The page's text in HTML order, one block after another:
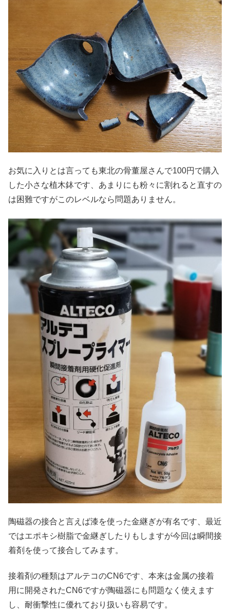
お気に入りとは言っても東北の骨董屋さんで100円で購入
した小さな植木鉢です、あまりにも粉々に割れると直すの
は困難ですがこのレベルなら問題ありません。
陶磁器の接合と言えば漆を使った金継ぎが有名です、最近
ではエポキシ樹脂で金継ぎしたりもしますが今回は瞬間接
着剤を使って接合してみます。
接着剤の種類はアルテコのCN6です、本来は金属の接着
用に開発されたCN6ですが陶磁器にも問題なく使えます
し、耐衝撃性に優れており扱いも容易です。